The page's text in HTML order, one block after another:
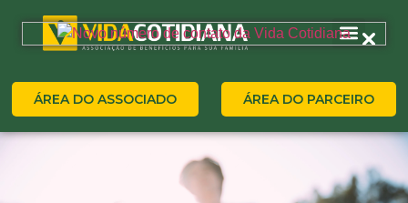
ÁREA DO ASSOCIADO ÁREA DO PARCEIRO